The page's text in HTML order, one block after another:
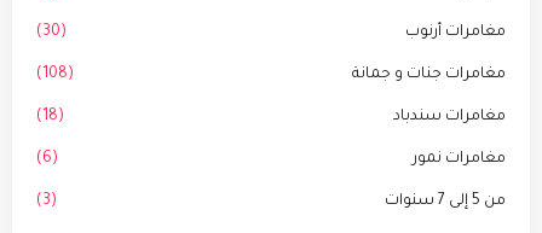
مغامرات أرنوب (30)
مغامرات جنات و جمانة (108)
مغامرات سندباد (18)
مغامرات نمور (6)
من 5 إلى 7 سنوات (3)